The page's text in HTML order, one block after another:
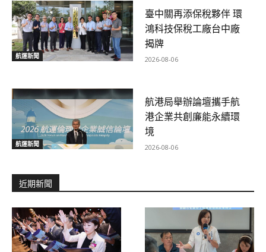
航運新聞
臺中關再添保稅夥伴 環
鴻科技保稅工廠台中廠
揭牌
2026-08-06
航運新聞
航港局舉辦論壇攜手航
港企業共創廉能永續環
境
2026-08-06
近期新聞